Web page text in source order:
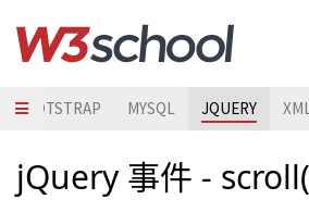
BOOTSTRAP MYSQL JQUERY
jQuery 事件 -